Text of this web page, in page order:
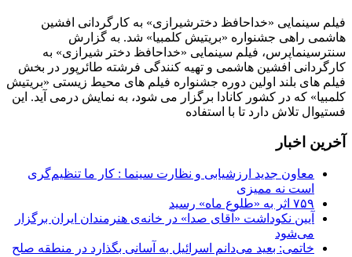
فیلم سینمایی «خداحافظ دخترشیرازی» به کارگردانی افشین
هاشمی راهی جشنواره «بریتیش کلمبیا» شد. به گزارش
سنترسینماپرس، فیلم سینمایی «خداحافظ دختر شیرازی» به
کارگردانی افشین هاشمی و تهیه کنندگی فرشته طائرپور در بخش
فیلم های بلند اولین دوره جشنواره فیلم های محیط زیستی «بریتیش
کلمبیا» که در کشور کانادا برگزار می شود، به نمایش درمی آید. این
فستیوال تلاش دارد تا با استفاده
آخرین اخبار
معاون جدید ارزشیابی و نظارت سینما : کار ما تنظیم‌گری
است نه ممیزی
۷۵۹ اثر به «طلوع ماه» رسید
آیین نکوداشت «آقای صدا» در خانه‌ی هنرمندان ایران برگزار
می‌شود
خاتمی: بعید می‌دانم اسرائیل به آسانی بگذارد در منطقه صلح